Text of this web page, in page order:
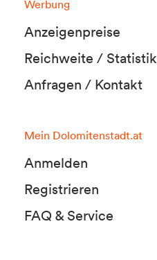
Werbung
Anzeigenpreise
Reichweite / Statistik
Anfragen / Kontakt
Mein Dolomitenstadt.at
Anmelden
Registrieren
FAQ & Service